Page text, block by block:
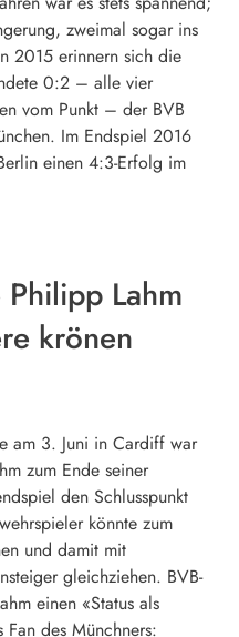
zweimal sogar ins
2015 erinnern sich die
0:2 – alle vier
vom Punkt – der BVB
Im Endspiel 2016
einen 4:3-Erfolg im
Lahm
krönen
am 3. Juni in Cardiff war
zum Ende seiner
den Schlusspunkt
könnte zum
und damit mit
gleichziehen. BVB-
einen «Status als
des Münchners: